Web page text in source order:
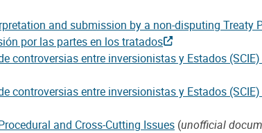
and submission by a non-disputing Treaty
por las partes en los tratados
controversias entre inversionistas y Estados
controversias entre inversionistas y Estados
and Cross-Cutting Issues (unofficial